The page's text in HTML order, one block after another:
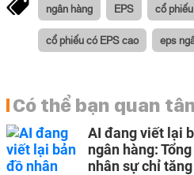
ngân hàng EPS cổ
cổ phiếu có EPS cao eps
Có thể bạn quan
AI đang viết lại
ngân hàng:
nhân sự chỉ tăng